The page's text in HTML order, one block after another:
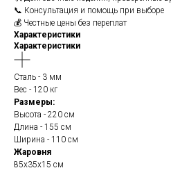
📞 Консультация и помощь при выборе
💰 Честные цены без переплат
Характеристики
Характеристики
Сталь - 3 мм
Вес - 120 кг
Размеры:
Высота - 220 см
Длина - 155 см
Ширина - 110 см
Жаровня
85х35х15 см